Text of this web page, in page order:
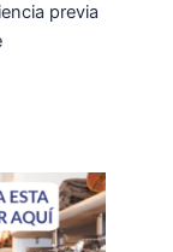
previa